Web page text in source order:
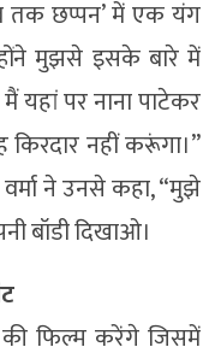
तक छप्पन’ में एक यंग
मुझसे इसके बारे में
यहां पर नाना पाटेकर
नहीं करूंगा।”
वर्मा ने उनसे कहा, “मुझे
बॉडी दिखाओ।